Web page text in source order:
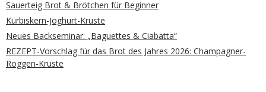
Sauerteig Brot & Brötchen für Beginner
Kürbiskern-Joghurt-Kruste
Neues Backseminar: „Baguettes & Ciabatta“
REZEPT-Vorschlag für das Brot des Jahres 2026: Champagner-
Roggen-Kruste